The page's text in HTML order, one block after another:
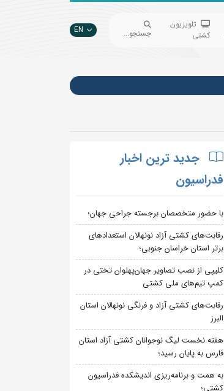
تلویزیون
کشتی
جستجو... EN
جدید ترین اخبار
فدراسیون
با حضور متخصصان برجسته جراحی جهان؛
رقابت‌های کشتی آزاد نونهالان استعدادهای
برتر استان خراسان جنوبی؛
کلیپی از نصب تصاویر جهان‌پهلوان تختی در
کمپ تیم‌های ملی کشتی
رقابت‌های کشتی آزاد و فرنگی نونهالان استان
البرز
هفته نخست لیگ نوجوانان کشتی آزاد استان
فارس به پایان رسید؛
به همت و برنامه‌ریزی اندیشکده فدراسیون
کشتی؛